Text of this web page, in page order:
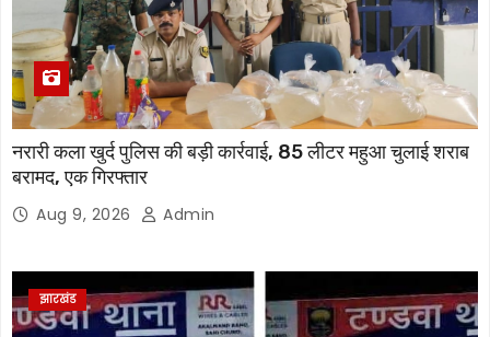
नरारी कला खुर्द पुलिस की बड़ी कार्रवाई, 85 लीटर महुआ चुलाई शराब
बरामद, एक गिरफ्तार
Aug 9, 2026 Admin
झारखंड